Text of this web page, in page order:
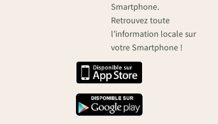
Smartphone.
Retrouvez toute
l’information locale sur
votre Smartphone !